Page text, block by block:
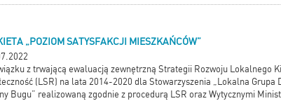
„POZIOM SATYSFAKCJI MIESZKAŃCÓW”
z trwającą ewaluacją zewnętrzną Strategii Rozwoju Lokalnego
(LSR) na lata 2014-2020 dla Stowarzyszenia „Lokalna Grupa
Bugu” realizowaną zgodnie z procedurą LSR oraz Wytycznymi